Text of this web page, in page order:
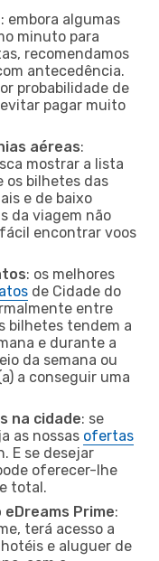
: embora algumas
minuto para
recomendamos
antecedência.
probabilidade de
pagar muito
aéreas:
mostrar a lista
os bilhetes das
e de baixo
da viagem não
encontrar voos
: os melhores
de Cidade do
entre
bilhetes tendem a
e durante a
da semana ou
a conseguir uma
na cidade: se
as nossas ofertas
E se desejar
oferecer-lhe
total.
Prime:
terá acesso a
e aluguer de